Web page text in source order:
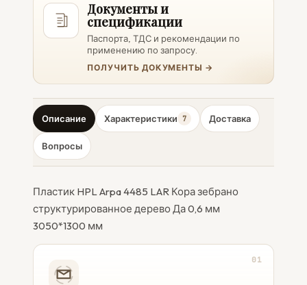
Документы и
спецификации
Паспорта, ТДС и рекомендации по
применению по запросу.
ПОЛУЧИТЬ ДОКУМЕНТЫ →
Описание Характеристики 7 Доставка
Вопросы
Пластик HPL Arpa 4485 LAR Кора зебрано
структурированное дерево Да 0,6 мм
3050*1300 мм
01